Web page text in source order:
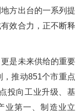
方出台的一系列提
效合力，正不断释
是未来供给的重要
推动851个市重点
投向工业升级、基
业第一、制造业立